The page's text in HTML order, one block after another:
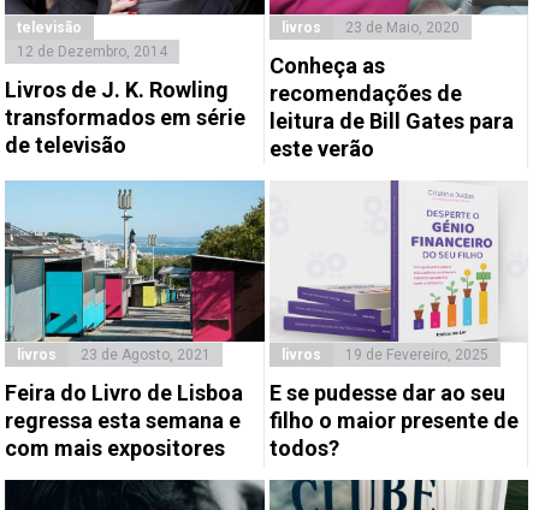
televisão
12 de Dezembro, 2014
Livros de J. K. Rowling
transformados em série
de televisão
livros 23 de Maio, 2020
Conheça as
recomendações de
leitura de Bill Gates para
este verão
livros 23 de Agosto, 2021
Feira do Livro de Lisboa
regressa esta semana e
com mais expositores
livros 19 de Fevereiro, 2025
E se pudesse dar ao seu
filho o maior presente de
todos?